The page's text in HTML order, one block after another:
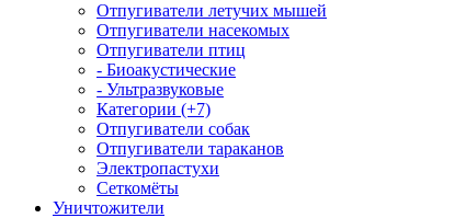
Отпугиватели летучих мышей
Отпугиватели насекомых
Отпугиватели птиц
- Биоакустические
- Ультразвуковые
Категории (+7)
Отпугиватели собак
Отпугиватели тараканов
Электропастухи
Сеткомёты
Уничтожители